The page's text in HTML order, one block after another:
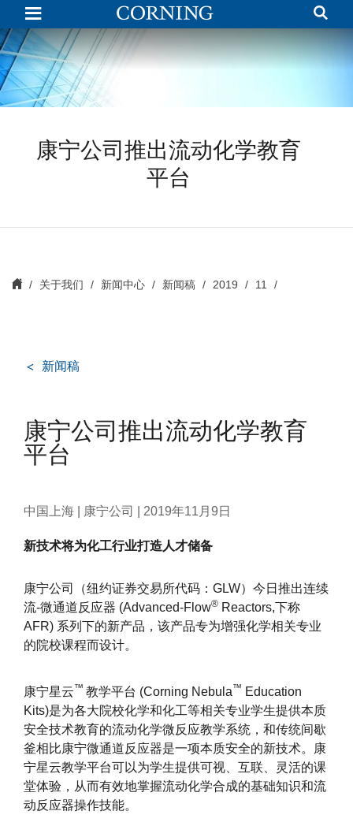
公
司
推
出
流
动
化
康宁公司推出流动化学教育
平台
关于我们 新闻中心 新闻稿 2019 11
新闻稿
康宁公司推出流动化学教育
平台
中国上海 | 康宁公司 | 2019年11月9日
新技术将为化工行业打造人才储备
康宁公司（纽约证券交易所代码：GLW）今日推出连续
流-微通道反应器 (Advanced-Flow® Reactors,下称
AFR) 系列下的新产品，该产品专为增强化学相关专业
的院校课程而设计。
康宁星云™ 教学平台 (Corning Nebula™ Education
Kits)是为各大院校化学和化工等相关专业学生提供本质
安全技术教育的流动化学微反应教学系统，和传统间歇
釜相比康宁微通道反应器是一项本质安全的新技术。康
宁星云教学平台可以为学生提供可视、互联、灵活的课
堂体验，从而有效地掌握流动化学合成的基础知识和流
动反应器操作技能。